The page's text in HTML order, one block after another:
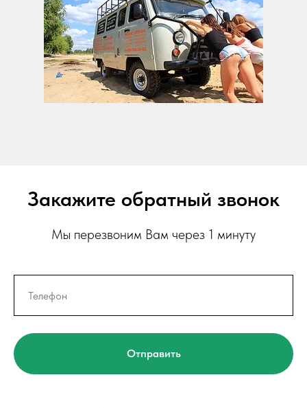
Закажите обратный звонок
Мы перезвоним Вам через 1 минуту
Отправить